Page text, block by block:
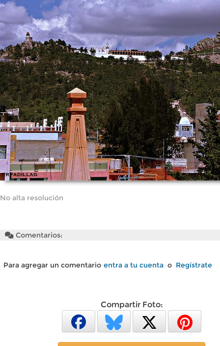
No alta resolución
Comentarios:
Para agregar un comentario entra a tu cuenta o Regístrate
Compartir Foto: